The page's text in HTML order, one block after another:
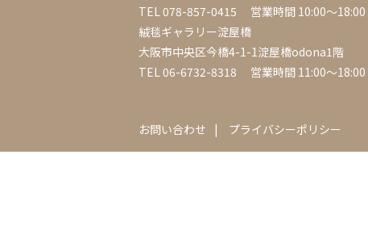
TEL078-857-0415 営業時間 10:00～18:00
絨毯ギャラリー淀屋橋
大阪市中央区今橋4-1-1淀屋橋odona1階
TEL06-6732-8318 営業時間 11:00～18:00
お問い合わせ プライバシーポリシー